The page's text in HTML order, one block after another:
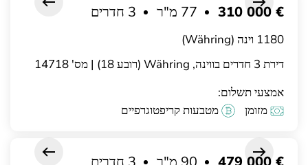
דירת 3 חדרים בווינה, Währing (רובע 18) | מס' 14718
€ 310 000 77 מ"ר 3 חדרים
1180 וינה (Währing)
אמצעי תשלום:
מזומן
מטבעות קריפטוגרפיים